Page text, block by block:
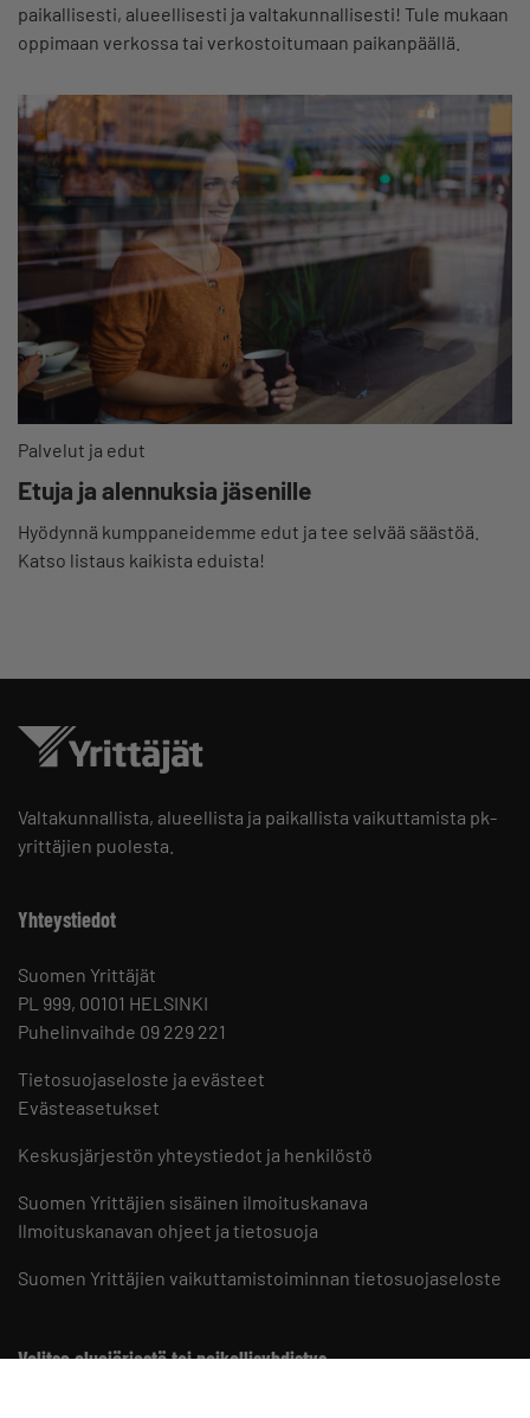
paikallisesti, alueellisesti ja valtakunnallisesti! Tule mukaan
oppimaan verkossa tai verkostoitumaan paikanpäällä.
Palvelut ja edut
Etuja ja alennuksia jäsenille
Hyödynnä kumppaneidemme edut ja tee selvää säästöä.
Katso listaus kaikista eduista!
Valtakunnallista, alueellista ja paikallista vaikuttamista pk-
yrittäjien puolesta.
Yhteystiedot
Suomen Yrittäjät
PL 999, 00101 HELSINKI
Puhelinvaihde 09 229 221
Tietosuojaseloste ja evästeet
Evästeasetukset
Keskusjärjestön yhteystiedot ja henkilöstö
Suomen Yrittäjien sisäinen ilmoituskanava
Ilmoituskanavan ohjeet ja tietosuoja
Suomen Yrittäjien vaikuttamistoiminnan tietosuojaseloste
Valitse aluejärjestö tai paikallisyhdistys